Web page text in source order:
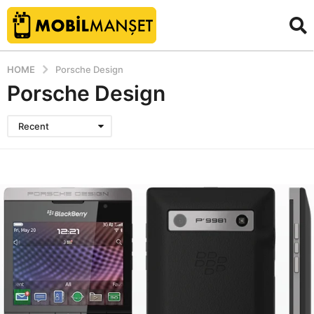
HOME Porsche Design
Porsche Design
Recent